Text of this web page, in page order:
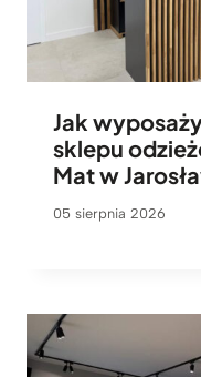
Jak
sklepu
Mat w
05 sierpnia 2026